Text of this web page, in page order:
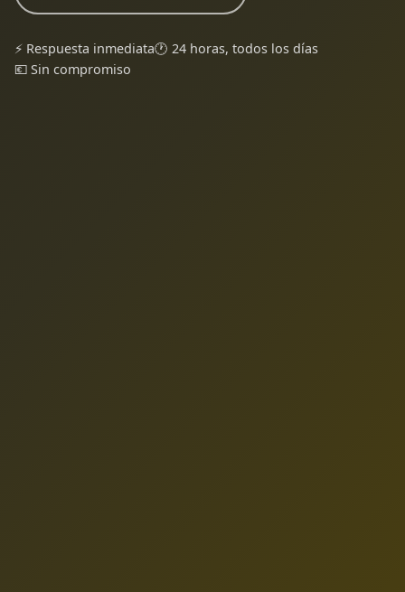
⚡ Respuesta inmediata🕐 24 horas, todos los días
💶 Sin compromiso